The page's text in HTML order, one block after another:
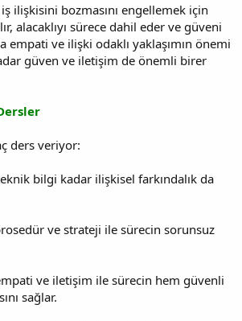
ilişkisini bozmasını engellemek için
alacaklıyı sürece dahil eder ve güveni
empati ve ilişki odaklı yaklaşımın önemi
güven ve iletişim de önemli birer
ders veriyor:
bilgi kadar ilişkisel farkındalık da
ve strateji ile sürecin sorunsuz
empati ve iletişim ile sürecin hem güvenli
sağlar.